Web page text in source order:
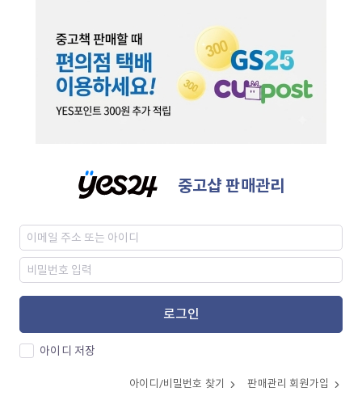
중고샵 판매관리
로그인
아이디 저장
아이디/비밀번호 찾기 판매관리 회원가입